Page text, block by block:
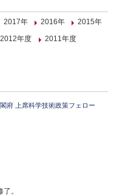
2017年 2016年
2015年
2012年度
2011年度
府 上席科学技術政策フェロー
。